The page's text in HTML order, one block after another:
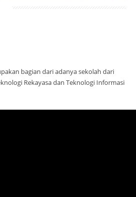
bagian dari adanya sekolah dari
Rekayasa dan Teknologi Informasi